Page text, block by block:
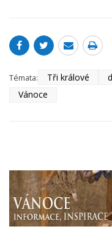
Témata: Tři králové
Vánoce